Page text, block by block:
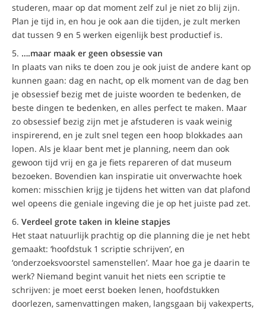
studeren, maar op dat moment zelf zul je niet zo blij zijn.
Plan je tijd in, en hou je ook aan die tijden, je zult merken
dat tussen 9 en 5 werken eigenlijk best productief is.
….maar maak er geen obsessie van
In plaats van niks te doen zou je ook juist de andere kant op
kunnen gaan: dag en nacht, op elk moment van de dag ben
je obsessief bezig met de juiste woorden te bedenken, de
beste dingen te bedenken, en alles perfect te maken. Maar
zo obsessief bezig zijn met je afstuderen is vaak weinig
inspirerend, en je zult snel tegen een hoop blokkades aan
lopen. Als je klaar bent met je planning, neem dan ook
gewoon tijd vrij en ga je fiets repareren of dat museum
bezoeken. Bovendien kan inspiratie uit onverwachte hoek
komen: misschien krijg je tijdens het witten van dat plafond
wel opeens die geniale ingeving die je op het juiste pad zet.
Verdeel grote taken in kleine stapjes
Het staat natuurlijk prachtig op die planning die je net hebt
gemaakt: ‘hoofdstuk 1 scriptie schrijven’, en
‘onderzoeksvoorstel samenstellen’. Maar hoe ga je daarin te
werk? Niemand begint vanuit het niets een scriptie te
schrijven: je moet eerst boeken lenen, hoofdstukken
doorlezen, samenvattingen maken, langsgaan bij vakexperts,